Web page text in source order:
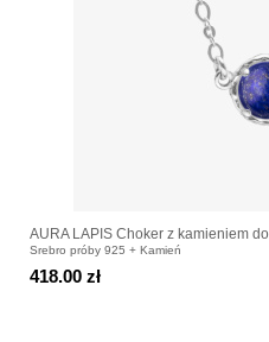
AURA LAPIS Choker z kamieniem
Srebro próby 925 + Kamień
418.00 zł